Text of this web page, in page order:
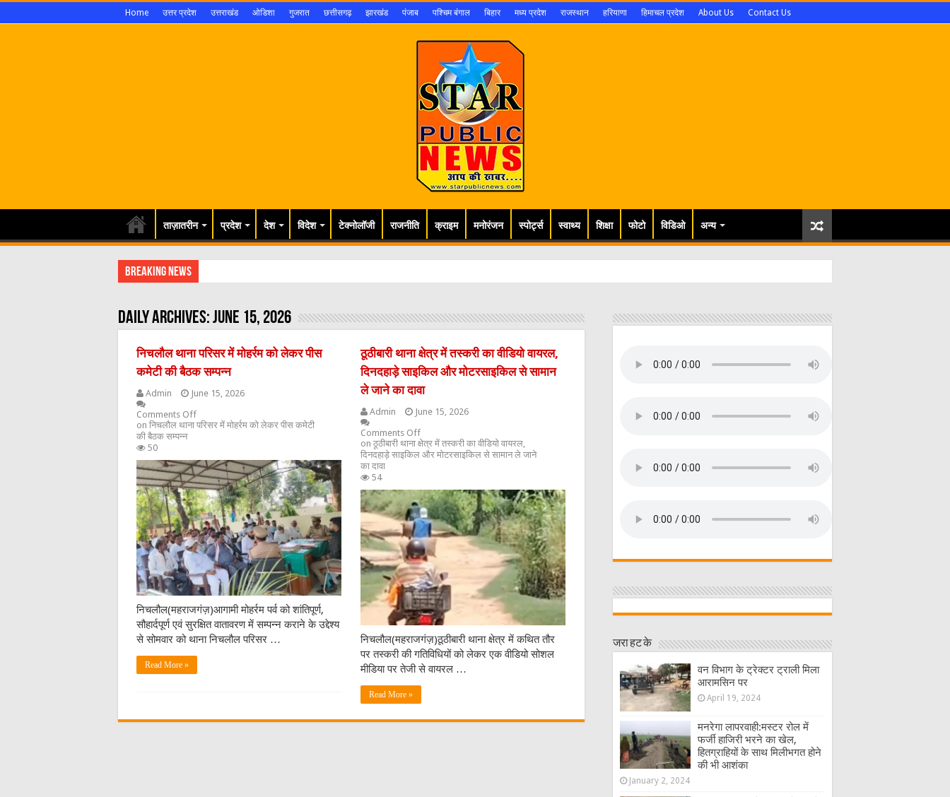
Home उत्तर प्रदेश उत्तराखंड ओडिशा गुजरात छत्तीसगढ़ झारखंड पंजाब पश्चिम बंगाल बिहार मध्य प्रदेश राजस्थान हरियाणा हिमाचल प्रदेश About Us Contact Us
ताज़ातरीन प्रदेश देश विदेश टेक्नोलॉजी राजनीति क्राइम मनोरंजन स्पोर्ट्स स्वाथ्य शिक्षा फोटो विडिओ अन्य
Breaking News
Daily Archives:June 15, 2026
निचलौल थाना परिसर में मोहर्रम को लेकर पीस
कमेटी की बैठक सम्पन्न
Admin
June 15, 2026
Comments Off
on निचलौल थाना परिसर में मोहर्रम को लेकर पीस कमेटी
की बैठक सम्पन्न
50
निचलौल(महराजगंज़)आगामी मोहर्रम पर्व को शांतिपूर्ण,
सौहार्दपूर्ण एवं सुरक्षित वातावरण में सम्पन्न कराने के उद्देश्य
से सोमवार को थाना निचलौल परिसर …
Read More »
ठूठीबारी थाना क्षेत्र में तस्करी का वीडियो वायरल,
दिनदहाड़े साइकिल और मोटरसाइकिल से सामान
ले जाने का दावा
Admin
June 15, 2026
Comments Off
on ठूठीबारी थाना क्षेत्र में तस्करी का वीडियो वायरल,
दिनदहाड़े साइकिल और मोटरसाइकिल से सामान ले जाने
का दावा
54
निचलौल(महराजगंज़)ठूठीबारी थाना क्षेत्र में कथित तौर
पर तस्करी की गतिविधियों को लेकर एक वीडियो सोशल
मीडिया पर तेजी से वायरल …
Read More »
जरा हट के
वन विभाग के ट्रेक्टर ट्राली मिला
आरामसिन पर
April 19, 2024
मनरेगा लापरवाही:मस्टर रोल में
फर्जी हाजिरी भरने का खेल,
हितग्राहियों के साथ मिलीभगत होने
की भी आशंका
January 2, 2024